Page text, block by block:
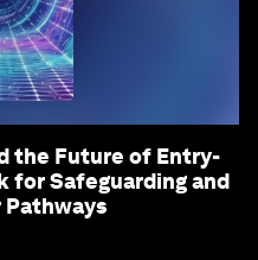
the Future of Entry-
for Safeguarding and
Pathways